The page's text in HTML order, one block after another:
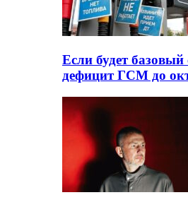
Если будет
дефицит ГСМ до